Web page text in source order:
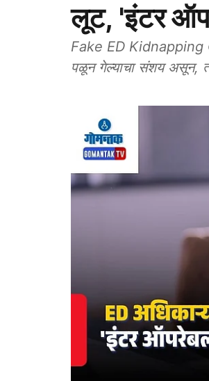
लूट, 'इंटर
Fake ED Kidnapping
पळून गेल्याचा संशय असून,